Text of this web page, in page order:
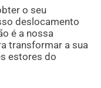
o seu
deslocamento
é a nossa
transformar a sua
estores do